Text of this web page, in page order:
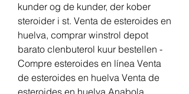
kunder og de kunder, der kober
steroider i st. Venta de esteroides en
huelva, comprar winstrol depot
barato clenbuterol kuur bestellen -
Compre esteroides en línea Venta
de esteroides en huelva Venta de